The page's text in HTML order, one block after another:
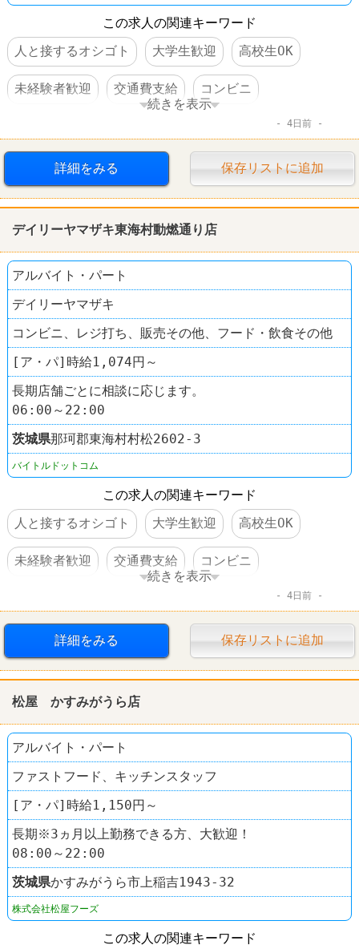
この求人の関連キーワード
人と接するオシゴト
大学生歓迎 高校生OK
未経験者歓迎 交通費支給 コンビニ
続きを表示
4日前
詳細をみる 保存リストに追加
デイリーヤマザキ東海村動燃通り店
アルバイト・パート
デイリーヤマザキ
コンビニ、レジ打ち、販売その他、フード・飲食その他
[ア・パ]時給1,074円～
長期店舗ごとに相談に応じます。
06:00～22:00
茨城県那珂郡東海村村松2602‐3
バイトルドットコム
この求人の関連キーワード
人と接するオシゴト
大学生歓迎 高校生OK
未経験者歓迎 交通費支給 コンビニ
続きを表示
4日前
詳細をみる 保存リストに追加
松屋 かすみがうら店
アルバイト・パート
ファストフード、キッチンスタッフ
[ア・パ]時給1,150円～
長期※3ヵ月以上勤務できる方、大歓迎！
08:00～22:00
茨城県かすみがうら市上稲吉1943-32
株式会社松屋フーズ
この求人の関連キーワード